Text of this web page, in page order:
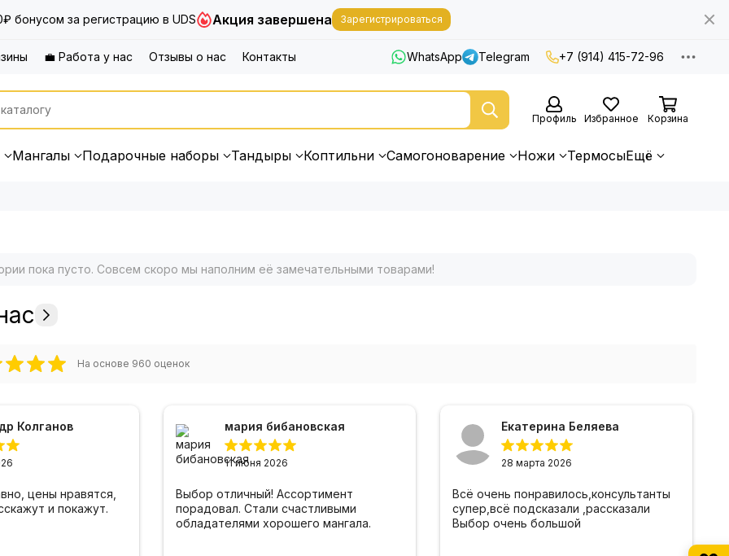
бонусом за регистрацию в UDS Акция завершена Зарегистрироваться
💼 Работа у нас Отзывы о нас Контакты WhatsApp Telegram +7 (914) 415-72-96
Профиль Избранное Корзина
Мангалы Подарочные наборы Тандыры Коптильни Самогоноварение Ножи ТермосыЕщё
пока пусто. Совсем скоро мы наполним её замечательными товарами!
На основе 960 оценок
Колганов
цены нравятся,
и покажут.
мария бибановская
11 июня 2026
Выбор отличный! Ассортимент
порадовал. Стали счастливыми
обладателями хорошего мангала.
Екатерина Беляева
28 марта 2026
Всё очень понравилось,консультанты
супер,всё подсказали ,рассказали
Выбор очень большой